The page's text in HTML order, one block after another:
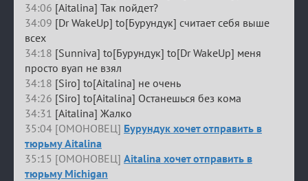
34:06 [Aitalina] Так пойдет?
34:09 [Dr WakeUp] to[Бурундук] считает себя выше
всех
34:18 [Sunniva] to[Бурундук] to[Dr WakeUp] меня
просто вуап не взял
34:18 [Siro] to[Aitalina] не очень
34:26 [Siro] to[Aitalina] Останешься без кома
34:31 [Aitalina] Жалко
35:04 [ОМОНОВЕЦ] Бурундук хочет отправить в
тюрьму Aitalina
35:15 [ОМОНОВЕЦ] Aitalina хочет отправить в
тюрьму Michigan